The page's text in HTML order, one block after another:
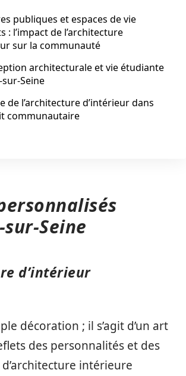
publiques et espaces de vie
: l’impact de l’architecture
sur la communauté
architecturale et vie étudiante
Seine
de l’architecture d’intérieur dans
communautaire
Seine
d’intérieur
décoration ; il s’agit d’un art
des personnalités et des
intérieure